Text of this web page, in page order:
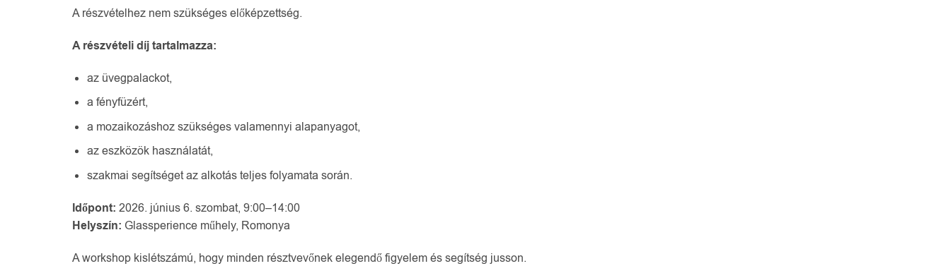
A részvételhez nem szükséges előképzettség.
A részvételi díj tartalmazza:
az üvegpalackot,
a fényfüzért,
a mozaikozáshoz szükséges valamennyi alapanyagot,
az eszközök használatát,
szakmai segítséget az alkotás teljes folyamata során.
Időpont: 2026. június 6. szombat, 9:00–14:00
Helyszín: Glassperience műhely, Romonya
A workshop kislétszámú, hogy minden résztvevőnek elegendő figyelem és segítség jusson.